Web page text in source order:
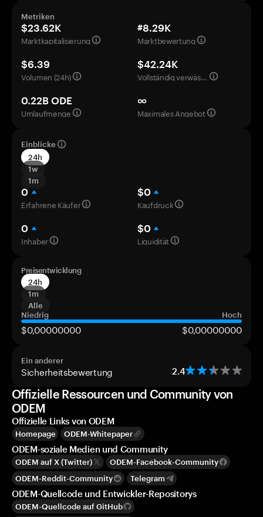
Metriken
$23.62K
Marktkapitalisierung
#8.29K
Marktbewertung
$6.39
Volumen (24h)
$42.24K
Vollständig verwässerte Bewertung
0.22B ODE
Umlaufmenge
∞
Maximales Angebot
Einblicke
24h
1w
1m
0
Erfahrene Käufer
$0
Kaufdruck
0
Inhaber
$0
Liquidität
Preisentwicklung
24h
1m
Alle
Niedrig
Hoch
$0,00000000 $0,00000000
Ein anderer
Sicherheitsbewertung 2.4
Offizielle Ressourcen und Community von
ODEM
Offizielle Links von ODEM
Homepage ODEM-Whitepaper
ODEM-soziale Medien und Community
ODEM auf X (Twitter)
ODEM-Facebook-Community
ODEM-Reddit-Community
Telegram
ODEM-Quellcode und Entwickler-Repositorys
ODEM-Quellcode auf GitHub